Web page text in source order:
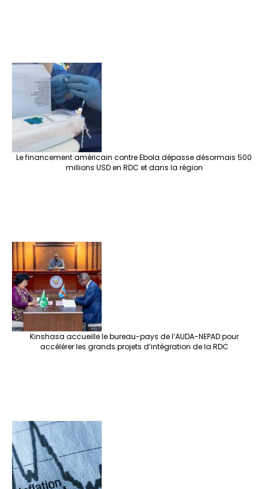
Le financement américain contre Ebola dépasse désormais 500
millions USD en RDC et dans la région
Kinshasa accueille le bureau-pays de l’AUDA-NEPAD pour
accélérer les grands projets d’intégration de la RDC